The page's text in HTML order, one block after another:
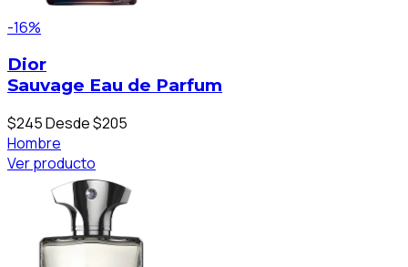
-16%
Dior
Sauvage Eau de Parfum
$245Desde $205
Hombre
Ver producto